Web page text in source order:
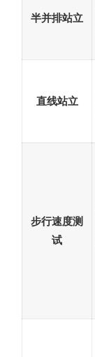
半并排站立
直线站立
步行速度测
试